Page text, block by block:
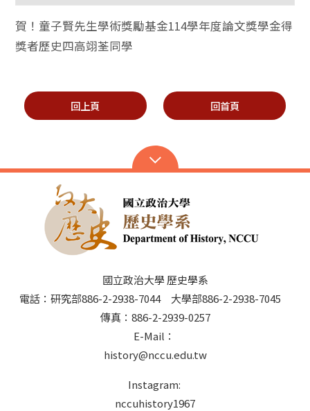
賀！童子賢先生學術獎勵基金114學年度論文獎學金得
獎者歷史四高翊荃同學
回上頁 回首頁
國立政治大學 歷史學系
電話：研究部886-2-2938-7044 大學部886-2-2938-7045
傳真：886-2-2939-0257
E-Mail：
history@nccu.edu.tw
Instagram:
nccuhistory1967